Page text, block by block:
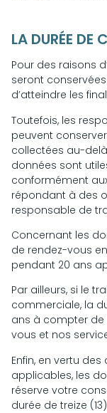
LA DURÉE DE
Pour des raisons
seront
d’atteindre les
Toutefois, les
peuvent
collectées au-
données sont
conformément
répondant à des
responsable de
Concernant les
de rendez-vous
pendant 20 ans
Par ailleurs, si le
commerciale, la
ans à compter de
vous et nos
Enfin, en vertu
applicables, les
réserve votre
durée de treize